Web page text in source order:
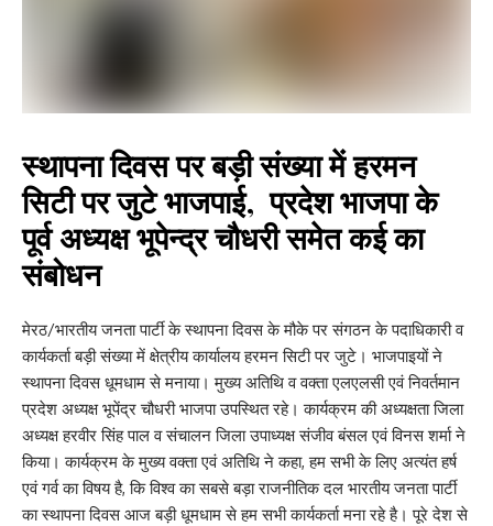
स्थापना दिवस पर बड़ी संख्या में हरमन
सिटी पर जुटे भाजपाई, प्रदेश भाजपा के
पूर्व अध्यक्ष भूपेन्द्र चौधरी समेत कई का
संबोधन
मेरठ/भारतीय जनता पार्टी के स्थापना दिवस के मौके पर संगठन के पदाधिकारी व
कार्यकर्ता बड़ी संख्या में क्षेत्रीय कार्यालय हरमन सिटी पर जुटे। भाजपाइयों ने
स्थापना दिवस धूमधाम से मनाया। मुख्य अतिथि व वक्ता एलएलसी एवं निवर्तमान
प्रदेश अध्यक्ष भूपेंद्र चौधरी भाजपा उपस्थित रहे। कार्यक्रम की अध्यक्षता जिला
अध्यक्ष हरवीर सिंह पाल व संचालन जिला उपाध्यक्ष संजीव बंसल एवं विनस शर्मा ने
किया। कार्यक्रम के मुख्य वक्ता एवं अतिथि ने कहा, हम सभी के लिए अत्यंत हर्ष
एवं गर्व का विषय है, कि विश्व का सबसे बड़ा राजनीतिक दल भारतीय जनता पार्टी
का स्थापना दिवस आज बड़ी धूमधाम से हम सभी कार्यकर्ता मना रहे है। पूरे देश से